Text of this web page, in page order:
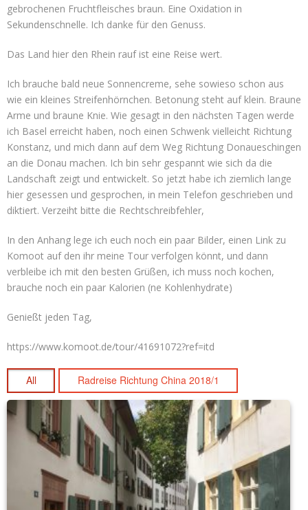
gebrochenen Fruchtfleisches braun. Eine Oxidation in
Sekundenschnelle. Ich danke für den Genuss.
Das Land hier den Rhein rauf ist eine Reise wert.
Ich brauche bald neue Sonnencreme, sehe sowieso schon aus
wie ein kleines Streifenhörnchen. Betonung steht auf klein. Braune
Arme und braune Knie. Wie gesagt in den nächsten Tagen werde
ich Basel erreicht haben, noch einen Schwenk vielleicht Richtung
Konstanz, und mich dann auf dem Weg Richtung Donaueschingen
an die Donau machen. Ich bin sehr gespannt wie sich da die
Landschaft zeigt und entwickelt. So jetzt habe ich ziemlich lange
hier gesessen und gesprochen, in mein Telefon geschrieben und
diktiert. Verzeiht bitte die Rechtschreibfehler,
In den Anhang lege ich euch noch ein paar Bilder, einen Link zu
Komoot auf den ihr meine Tour verfolgen könnt, und dann
verbleibe ich mit den besten Grüßen, ich muss noch kochen,
brauche noch ein paar Kalorien (ne Kohlenhydrate)
Genießt jeden Tag,
https://www.komoot.de/tour/41691072?ref=itd
All Radreise Richtung China 2018/1